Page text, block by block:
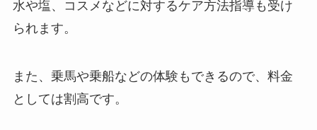
水や塩、コスメなどに対するケア方法指導も受け
られます。
また、乗馬や乗船などの体験もできるので、料金
としては割高です。